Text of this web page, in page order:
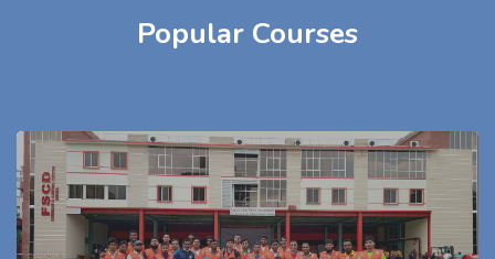
Popular Courses